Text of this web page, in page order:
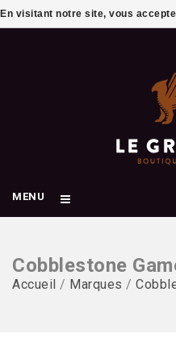
MENU
Cobblestone
Accueil / Marques /
En visitant notre site, vous